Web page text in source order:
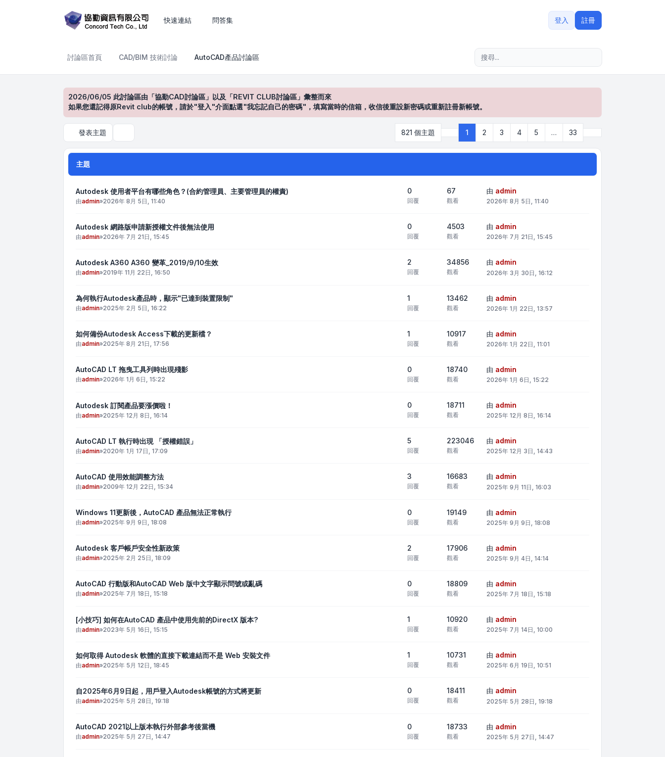
快速連結 問答集 登入 註冊
討論區首頁 CAD/BIM 技術討論 AutoCAD產品討論區
2026/06/05 此討論區由「協勤CAD討論區」以及「REVIT CLUB討論區」彙整而來
如果您還記得原Revit club的帳號，請於"登入"介面點選"我忘記自己的密碼"，填寫當時的信箱，收信後重設新密碼或重新註冊新帳號。
發表主題 821 個主題 第1 頁 (共 33 頁)
1 2 3 4 5 … 33
主題
Autodesk 使用者平台有哪些角色？(合約管理員、主要管理員的權責)
由admin»2026年 8月 5日, 11:40
0
回覆
67
觀看
由 admin
2026年 8月 5日, 11:40
Autodesk 網路版申請新授權文件後無法使用
由admin»2026年 7月 21日, 15:45
0
回覆
4503
觀看
由 admin
2026年 7月 21日, 15:45
Autodesk A360 A360 變革_2019/9/10生效
由admin»2019年 11月 22日, 16:50
2
回覆
34856
觀看
由 admin
2026年 3月 30日, 16:12
為何執行Autodesk產品時，顯示"已達到裝置限制"
由admin»2025年 2月 5日, 16:22
1
回覆
13462
觀看
由 admin
2026年 1月 22日, 13:57
如何備份Autodesk Access下載的更新檔？
由admin»2025年 8月 21日, 17:56
1
回覆
10917
觀看
由 admin
2026年 1月 22日, 11:01
AutoCAD LT 拖曳工具列時出現殘影
由admin»2026年 1月 6日, 15:22
0
回覆
18740
觀看
由 admin
2026年 1月 6日, 15:22
Autodesk 訂閱產品要漲價啦！
由admin»2025年 12月 8日, 16:14
0
回覆
18711
觀看
由 admin
2025年 12月 8日, 16:14
AutoCAD LT 執行時出現 「授權錯誤」
由admin»2020年 1月 17日, 17:09
5
回覆
223046
觀看
由 admin
2025年 12月 3日, 14:43
AutoCAD 使用效能調整方法
由admin»2009年 12月 22日, 15:34
3
回覆
16683
觀看
由 admin
2025年 9月 11日, 16:03
Windows 11更新後，AutoCAD 產品無法正常執行
由admin»2025年 9月 9日, 18:08
0
回覆
19149
觀看
由 admin
2025年 9月 9日, 18:08
Autodesk 客戶帳戶安全性新政策
由admin»2025年 2月 25日, 18:09
2
回覆
17906
觀看
由 admin
2025年 9月 4日, 14:14
AutoCAD 行動版和AutoCAD Web 版中文字顯示問號或亂碼
由admin»2025年 7月 18日, 15:18
0
回覆
18809
觀看
由 admin
2025年 7月 18日, 15:18
[小技巧] 如何在AutoCAD 產品中使用先前的DirectX 版本?
由admin»2023年 5月 16日, 15:15
1
回覆
10920
觀看
由 admin
2025年 7月 14日, 10:00
如何取得 Autodesk 軟體的直接下載連結而不是 Web 安裝文件
由admin»2025年 5月 12日, 18:45
1
回覆
10731
觀看
由 admin
2025年 6月 19日, 10:51
自2025年6月9日起，用戶登入Autodesk帳號的方式將更新
由admin»2025年 5月 28日, 19:18
0
回覆
18411
觀看
由 admin
2025年 5月 28日, 19:18
AutoCAD 2021以上版本執行外部參考後當機
由admin»2025年 5月 27日, 14:47
0
回覆
18733
觀看
由 admin
2025年 5月 27日, 14:47